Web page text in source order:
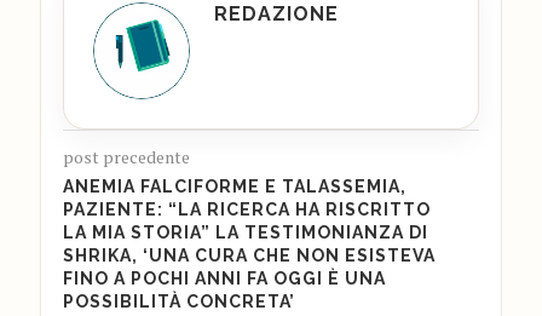
REDAZIONE
post precedente
ANEMIA FALCIFORME E TALASSEMIA,
PAZIENTE: “LA RICERCA HA RISCRITTO
LA MIA STORIA” LA TESTIMONIANZA DI
SHRIKA, ‘UNA CURA CHE NON ESISTEVA
FINO A POCHI ANNI FA OGGI È UNA
POSSIBILITÀ CONCRETA’